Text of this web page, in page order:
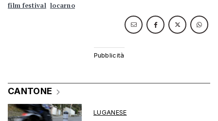
film festival locarno
CANTONE
LUGANESE